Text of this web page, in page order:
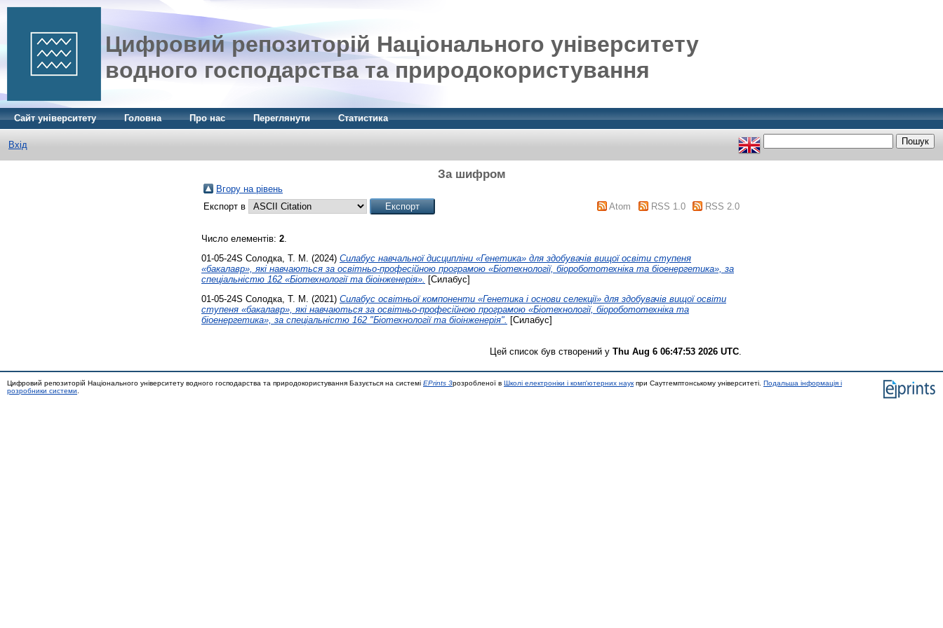
Цифровий репозиторій Національного університету
водного господарства та природокористування
Сайт університету Головна Про нас Переглянути Статистика
Вхід
За шифром
Вгору на рівень
Експорт в
Atom RSS 1.0 RSS 2.0
Число елементів: 2.
01-05-24S Солодка, Т. М. (2024) Силабус навчальної дисципліни «Генетика» для здобувачів вищої освіти ступеня
«бакалавр», які навчаються за освітньо-професійною програмою «Біотехнології, біоробототехніка та біоенергетика», за
спеціальністю 162 «Біотехнології та біоінженерія».
[Силабус]
01-05-24S Солодка, Т. М. (2021) Силабус освітньої компоненти «Генетика і основи селекції» для здобувачів вищої освіти
ступеня «бакалавр», які навчаються за освітньо-професійною програмою «Біотехнології, біоробототехніка та
біоенергетика», за спеціальністю 162 "Біотехнології та біоінженерія". [Силабус]
Цей список був створений у Thu Aug 6 06:47:53 2026 UTC
Цифровий репозиторій Національного університету водного господарства та природокористування Базується на системі EPrints 3розробленої в Школі електроніки і комп'ютерних наук при Саутгемптонському університеті. Подальша інформація і
розробники системи